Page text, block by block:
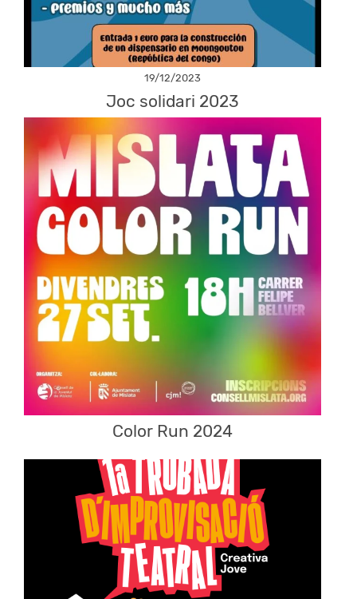
19/12/2023
Joc solidari 2023
Color Run 2024